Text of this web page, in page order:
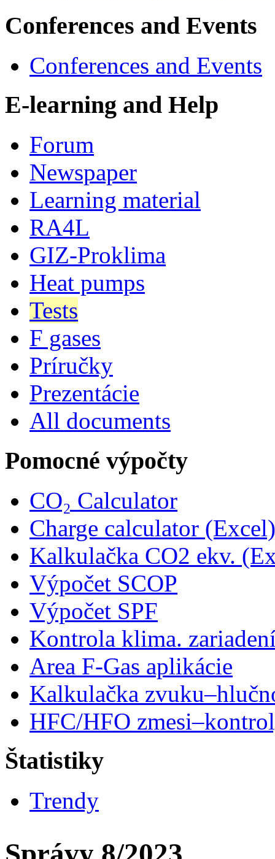
Conferences and Events
Conferences and Events
E-learning and Help
Forum
Newspaper
Learning material
RA4L
GIZ-Proklima
Heat pumps
Tests
F gases
Príručky
Prezentácie
All documents
Pomocné výpočty
CO₂ Calculator
Charge calculator (Excel)
Kalkulačka CO2 ekv.
Výpočet SCOP
Výpočet SPF
Kontrola klima.
Area F-Gas aplikácie
Kalkulačka
HFC/HFO
Štatistiky
Trendy